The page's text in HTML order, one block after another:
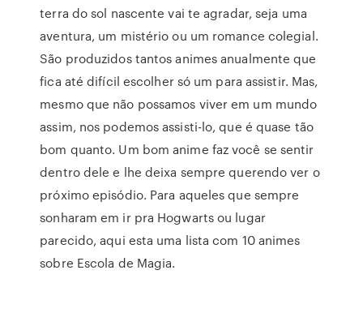
terra do sol nascente vai te agradar, seja uma
aventura, um mistério ou um romance colegial.
São produzidos tantos animes anualmente que
fica até difícil escolher só um para assistir. Mas,
mesmo que não possamos viver em um mundo
assim, nos podemos assisti-lo, que é quase tão
bom quanto. Um bom anime faz você se sentir
dentro dele e lhe deixa sempre querendo ver o
próximo episódio. Para aqueles que sempre
sonharam em ir pra Hogwarts ou lugar
parecido, aqui esta uma lista com 10 animes
sobre Escola de Magia.